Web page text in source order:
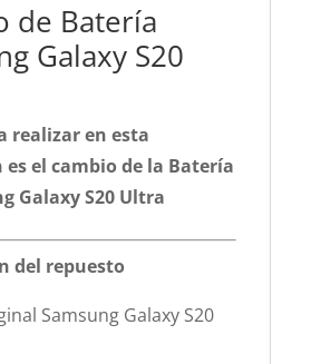
de Batería
Galaxy S20
realizar en esta
el cambio de la Batería
Galaxy S20 Ultra
del repuesto
Samsung Galaxy S20